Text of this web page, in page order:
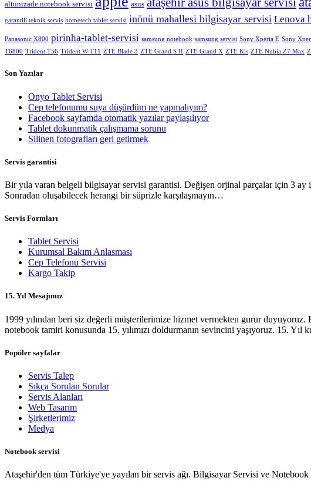
altunizade notebook servisi asus
garantili teknik servis hometech tablet servisi inönü mahallesi bilgisayar servisi Lenova
Panasonic X800 pirinha-tablet-servisi samsung notebook samsung servisi Sony Xperia E Sony
T6800 Trident T56 Trident W-T11 ZTE Blade 3 ZTE Grand S II ZTE Grand X ZTE Kis ZTE Nubia Z7 Max
Son Yazılar
Onyo Tablet Servisi
Cep telefonumu suya düşürdüm ne yapmalıyım?
Facebook sayfamda otomatik yazılar paylaşılıyor
Tablet dokunmatik çalışmama sorunu
Silinen fotografları geri getirmek
Servis garantisi
Bir yıla varan belgeli bilgisayar servisi garantisi. Değişen orjinal parçalar için 3 ay
Sonradan oluşabilecek herangi bir süprizle karşılaşmayın…
Servis Formları
Tablet Servisi
Kurumsal Bakım Anlasması
Cep Telefonu Servisi
Kargo Takip
15. Yıl Mesajımız
1999 yılından beri siz değerli müşterilerimize hizmet vermekten gurur
notebook tamiri konusunda 15. yılımızı doldurmanın sevincini yaşıyoruz. 15. Yıl
Popüler sayfalar
Servis Talep
Sıkça Sorulan Sorular
Servis Alanları
Web Tasarım
Şirketlerimiz
Medya
Notebook servisi
Ataşehir'den tüm Türkiye'ye yayılan bir servis ağı. Bilgisayar Servisi ve